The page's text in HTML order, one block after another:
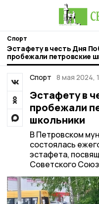
Спорт
Эстафету в честь Дня
пробежали петровские
Спорт 8 мая 2024,
Эстафету в
пробежали
школьники
В Петровском
состоялась
эстафета,
Советского